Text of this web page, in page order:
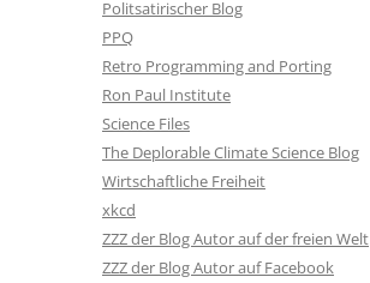
Politsatirischer Blog
PPQ
Retro Programming and Porting
Ron Paul Institute
Science Files
The Deplorable Climate Science Blog
Wirtschaftliche Freiheit
xkcd
ZZZ der Blog Autor auf der freien Welt
ZZZ der Blog Autor auf Facebook